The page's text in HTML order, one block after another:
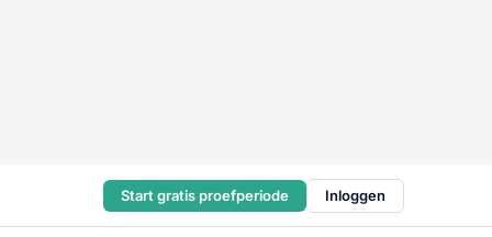
Start gratis proefperiode Inloggen